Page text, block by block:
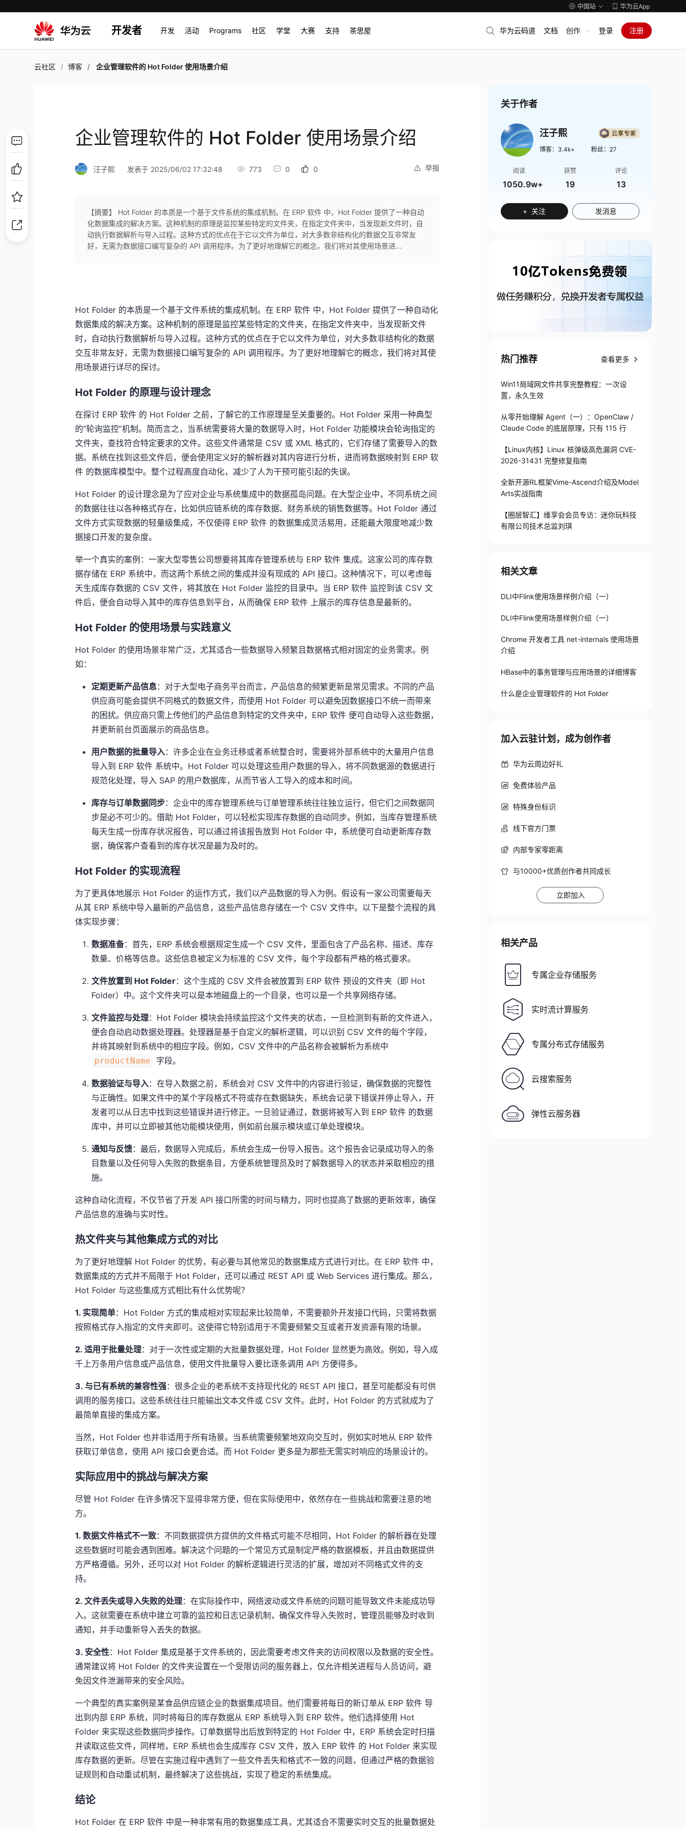
中国站 华为云App
开发者 开发 活动 Programs 社区 学堂 大赛 支持 茶思屋 华为云码道 文档 创作 登录 注册
云社区 博客 企业管理软件的 Hot Folder 使用场景介绍
企业管理软件的 Hot Folder 使用场景介绍
举报
汪子熙 发表于 2025/06/02 17:32:48 773 0 0
【摘要】 Hot Folder 的本质是一个基于文件系统的集成机制。在 ERP 软件 中，Hot Folder 提供了一种自动
化数据集成的解决方案。这种机制的原理是监控某些特定的文件夹，在指定文件夹中，当发现新文件时，自
动执行数据解析与导入过程。这种方式的优点在于它以文件为单位，对大多数非结构化的数据交互非常友
好，无需为数据接口编写复杂的 API 调用程序。为了更好地理解它的概念，我们将对其使用场景进...
Hot Folder 的本质是一个基于文件系统的集成机制。在 ERP 软件 中，Hot Folder 提供了一种自动化
数据集成的解决方案。这种机制的原理是监控某些特定的文件夹，在指定文件夹中，当发现新文件
时，自动执行数据解析与导入过程。这种方式的优点在于它以文件为单位，对大多数非结构化的数据
交互非常友好，无需为数据接口编写复杂的 API 调用程序。为了更好地理解它的概念，我们将对其使
用场景进行详尽的探讨。
Hot Folder 的原理与设计理念
在探讨 ERP 软件 的 Hot Folder 之前，了解它的工作原理是至关重要的。Hot Folder 采用一种典型
的“轮询监控”机制。简而言之，当系统需要将大量的数据导入时，Hot Folder 功能模块会轮询指定的
文件夹，查找符合特定要求的文件。这些文件通常是 CSV 或 XML 格式的，它们存储了需要导入的数
据。系统在找到这些文件后，便会使用定义好的解析器对其内容进行分析，进而将数据映射到 ERP 软
件 的数据库模型中。整个过程高度自动化，减少了人为干预可能引起的失误。
Hot Folder 的设计理念是为了应对企业与系统集成中的数据孤岛问题。在大型企业中，不同系统之间
的数据往往以各种格式存在，比如供应链系统的库存数据、财务系统的销售数据等。Hot Folder 通过
文件方式实现数据的轻量级集成，不仅使得 ERP 软件 的数据集成灵活易用，还能最大限度地减少数
据接口开发的复杂度。
举一个真实的案例：一家大型零售公司想要将其库存管理系统与 ERP 软件 集成。这家公司的库存数
据存储在 ERP 系统中，而这两个系统之间的集成并没有现成的 API 接口。这种情况下，可以考虑每
天生成库存数据的 CSV 文件，将其放在 Hot Folder 监控的目录中。当 ERP 软件 监控到该 CSV 文
件后，便会自动导入其中的库存信息到平台，从而确保 ERP 软件 上展示的库存信息是最新的。
Hot Folder 的使用场景与实践意义
Hot Folder 的使用场景非常广泛，尤其适合一些数据导入频繁且数据格式相对固定的业务需求。例
如：
定期更新产品信息：对于大型电子商务平台而言，产品信息的频繁更新是常见需求。不同的产品
供应商可能会提供不同格式的数据文件，而使用 Hot Folder 可以避免因数据接口不统一而带来
的困扰。供应商只需上传他们的产品信息到特定的文件夹中，ERP 软件 便可自动导入这些数据，
并更新前台页面展示的商品信息。
用户数据的批量导入：许多企业在业务迁移或者系统整合时，需要将外部系统中的大量用户信息
导入到 ERP 软件 系统中。Hot Folder 可以处理这些用户数据的导入，将不同数据源的数据进行
规范化处理，导入 SAP 的用户数据库，从而节省人工导入的成本和时间。
库存与订单数据同步：企业中的库存管理系统与订单管理系统往往独立运行，但它们之间数据同
步是必不可少的。借助 Hot Folder，可以轻松实现库存数据的自动同步。例如，当库存管理系统
每天生成一份库存状况报告，可以通过将该报告放到 Hot Folder 中，系统便可自动更新库存数
据，确保客户查看到的库存状况是最为及时的。
Hot Folder 的实现流程
为了更具体地展示 Hot Folder 的运作方式，我们以产品数据的导入为例。假设有一家公司需要每天
从其 ERP 系统中导入最新的产品信息，这些产品信息存储在一个 CSV 文件中。以下是整个流程的具
体实现步骤：
数据准备：首先，ERP 系统会根据规定生成一个 CSV 文件，里面包含了产品名称、描述、库存
数量、价格等信息。这些信息被定义为标准的 CSV 文件，每个字段都有严格的格式要求。
文件放置到 Hot Folder：这个生成的 CSV 文件会被放置到 ERP 软件 预设的文件夹（即 Hot
Folder）中。这个文件夹可以是本地磁盘上的一个目录，也可以是一个共享网络存储。
文件监控与处理：Hot Folder 模块会持续监控这个文件夹的状态，一旦检测到有新的文件进入，
便会自动启动数据处理器。处理器是基于自定义的解析逻辑，可以识别 CSV 文件的每个字段，
并将其映射到系统中的相应字段。例如，CSV 文件中的产品名称会被解析为系统中
productName 字段。
数据验证与导入：在导入数据之前，系统会对 CSV 文件中的内容进行验证，确保数据的完整性
与正确性。如果文件中的某个字段格式不符或存在数据缺失，系统会记录下错误并停止导入，开
发者可以从日志中找到这些错误并进行修正。一旦验证通过，数据将被写入到 ERP 软件 的数据
库中，并可以立即被其他功能模块使用，例如前台展示模块或订单处理模块。
通知与反馈：最后，数据导入完成后，系统会生成一份导入报告。这个报告会记录成功导入的条
目数量以及任何导入失败的数据条目，方便系统管理员及时了解数据导入的状态并采取相应的措
施。
这种自动化流程，不仅节省了开发 API 接口所需的时间与精力，同时也提高了数据的更新效率，确保
产品信息的准确与实时性。
热文件夹与其他集成方式的对比
为了更好地理解 Hot Folder 的优势，有必要与其他常见的数据集成方式进行对比。在 ERP 软件 中，
数据集成的方式并不局限于 Hot Folder，还可以通过 REST API 或 Web Services 进行集成。那么，
Hot Folder 与这些集成方式相比有什么优势呢？
1. 实现简单：Hot Folder 方式的集成相对实现起来比较简单，不需要额外开发接口代码，只需将数据
按照格式存入指定的文件夹即可。这使得它特别适用于不需要频繁交互或者开发资源有限的场景。
2. 适用于批量处理：对于一次性或定期的大批量数据处理，Hot Folder 显然更为高效。例如，导入成
千上万条用户信息或产品信息，使用文件批量导入要比逐条调用 API 方便得多。
3. 与已有系统的兼容性强：很多企业的老系统不支持现代化的 REST API 接口，甚至可能都没有可供
调用的服务接口。这些系统往往只能输出文本文件或 CSV 文件。此时，Hot Folder 的方式就成为了
最简单直接的集成方案。
当然，Hot Folder 也并非适用于所有场景。当系统需要频繁地双向交互时，例如实时地从 ERP 软件
获取订单信息，使用 API 接口会更合适。而 Hot Folder 更多是为那些无需实时响应的场景设计的。
实际应用中的挑战与解决方案
尽管 Hot Folder 在许多情况下显得非常方便，但在实际使用中，依然存在一些挑战和需要注意的地
方。
1. 数据文件格式不一致：不同数据提供方提供的文件格式可能不尽相同，Hot Folder 的解析器在处理
这些数据时可能会遇到困难。解决这个问题的一个常见方式是制定严格的数据模板，并且由数据提供
方严格遵循。另外，还可以对 Hot Folder 的解析逻辑进行灵活的扩展，增加对不同格式文件的支
持。
2. 文件丢失或导入失败的处理：在实际操作中，网络波动或文件系统的问题可能导致文件未能成功导
入。这就需要在系统中建立可靠的监控和日志记录机制，确保文件导入失败时，管理员能够及时收到
通知，并手动重新导入丢失的数据。
3. 安全性：Hot Folder 集成是基于文件系统的，因此需要考虑文件夹的访问权限以及数据的安全性。
通常建议将 Hot Folder 的文件夹设置在一个受限访问的服务器上，仅允许相关进程与人员访问，避
免因文件泄漏带来的安全风险。
一个典型的真实案例是某食品供应链企业的数据集成项目。他们需要将每日的新订单从 ERP 软件 导
出到内部 ERP 系统，同时将每日的库存数据从 ERP 系统导入到 ERP 软件。他们选择使用 Hot
Folder 来实现这些数据同步操作。订单数据导出后放到特定的 Hot Folder 中，ERP 系统会定时扫描
并读取这些文件，同样地，ERP 系统也会生成库存 CSV 文件，放入 ERP 软件 的 Hot Folder 来实现
库存数据的更新。尽管在实施过程中遇到了一些文件丢失和格式不一致的问题，但通过严格的数据验
证规则和自动重试机制，最终解决了这些挑战，实现了稳定的系统集成。
结论
Hot Folder 在 ERP 软件 中是一种非常有用的数据集成工具，尤其适合不需要实时交互的批量数据处
关于作者
汪子熙
博客： 3.4k+ 粉丝： 27
阅读
1050.9w+
获赞
19
评论
13
+ 关注 发消息
热门推荐 查看更多
Win11局域网文件共享完整教程：一次设
置，永久生效
从零开始理解 Agent（一）：OpenClaw /
Claude Code 的底层原理，只有 115 行
【Linux内核】Linux 核弹级高危漏洞 CVE-
2026-31431 完整修复指南
全新开源RL框架Vime-Ascend介绍及Model
Arts实战指南
【圈层智汇】维享会会员专访：迷你玩科技
有限公司技术总监刘琪
相关文章
DLI中Flink使用场景样例介绍（一）
DLI中Flink使用场景样例介绍（一）
Chrome 开发者工具 net-internals 使用场景
介绍
HBase中的事务管理与应用场景的详细博客
什么是企业管理软件的 Hot Folder
加入云驻计划，成为创作者
华为云周边好礼
免费体验产品
特殊身份标识
线下官方门票
内部专家零距离
与10000+优质创作者共同成长
立即加入
相关产品
专属企业存储服务
实时流计算服务
专属分布式存储服务
云搜索服务
弹性云服务器